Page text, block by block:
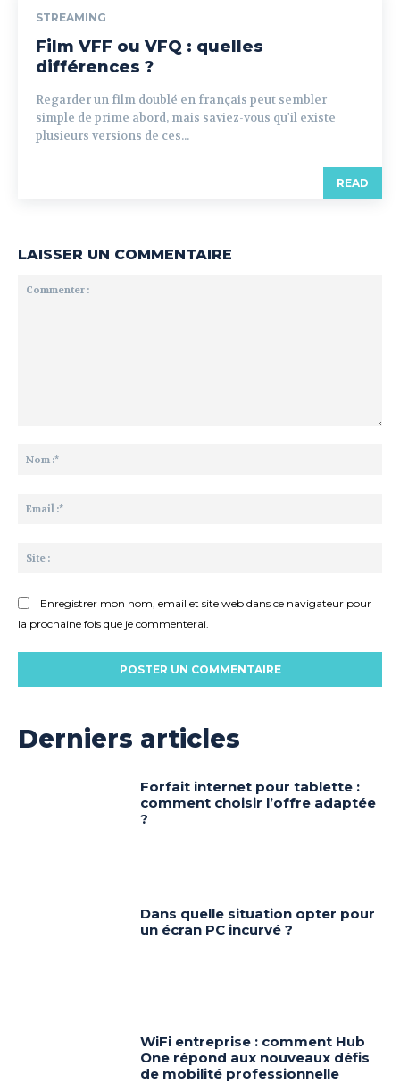
STREAMING
Film VFF ou VFQ : quelles
différences ?
Regarder un film doublé en français peut sembler
simple de prime abord, mais saviez-vous qu'il existe
plusieurs versions de ces...
READ
LAISSER UN COMMENTAIRE
Enregistrer mon nom, email et site web dans ce navigateur pour
la prochaine fois que je commenterai.
Derniers articles
Forfait internet pour tablette :
comment choisir l’offre adaptée
?
Dans quelle situation opter pour
un écran PC incurvé ?
WiFi entreprise : comment Hub
One répond aux nouveaux défis
de mobilité professionnelle